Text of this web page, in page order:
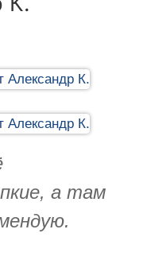
а там